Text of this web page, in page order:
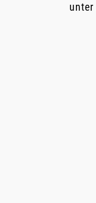
unter